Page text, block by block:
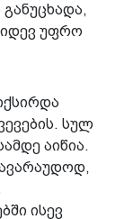
უფრო
სულ
აიწია.
ისევ